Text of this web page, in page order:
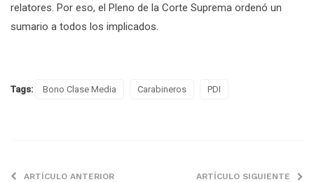
relatores. Por eso, el Pleno de la Corte Suprema ordenó un
sumario a todos los implicados.
Tags: Bono Clase Media Carabineros PDI
ARTÍCULO ANTERIOR ARTÍCULO SIGUIENTE